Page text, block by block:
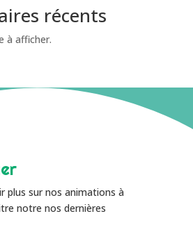
récents
à afficher.
plus sur nos animations à
notre nos dernières